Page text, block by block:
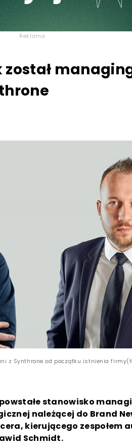
Reklama
został
z Synthrone od początku istnienia
powstałe stanowisko
należącej do Brand
kierującego zespołem
Schmidt.